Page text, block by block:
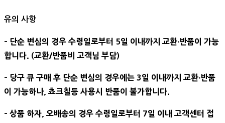
유의 사항
- 단순 변심의 경우 수령일로부터 5일 이내까지 교환∙반품이 가능
합니다. (교환/반품비 고객님 부담)
- 당구 큐 구매 후 단순 변심의 경우에는 3일 이내까지 교환∙반품
이 가능하나, 쵸크칠등 사용시 반품이 불가합니다.
- 상품 하자, 오배송의 경우 수령일로부터 7일 이내 고객센터 접